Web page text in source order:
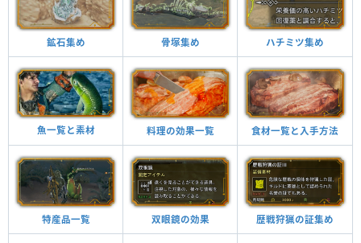
鉱石集め 骨塚集め ハチミツ集め
魚一覧と素材 料理の効果一覧 食材一覧と入手方法
特産品一覧 双眼鏡の効果 歴戦狩猟の証集め